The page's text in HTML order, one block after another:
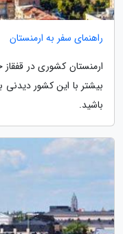
راهنمای سفر به ارمنستان
ارمنستان کشوری در
بیشتر با این کشور دیدنی
باشید.